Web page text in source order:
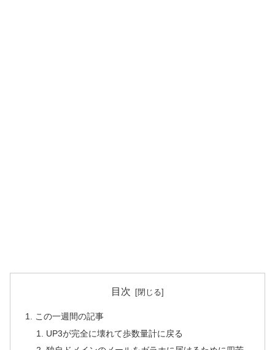
目次
この一週間の記事
UP3が完全に壊れて歩数量計に戻る